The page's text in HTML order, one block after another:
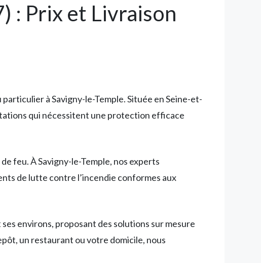
: Prix et Livraison
à Savigny-le-Temple. Située en Seine-et-
qui nécessitent une protection efficace
feu. À Savigny-le-Temple, nos experts
de lutte contre l’incendie conformes aux
environs, proposant des solutions sur mesure
un restaurant ou votre domicile, nous